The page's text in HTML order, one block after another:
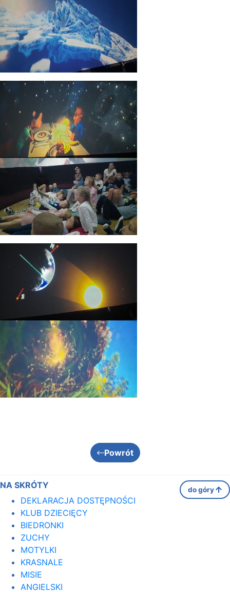
Powrót
NA SKRÓTY do góry
DEKLARACJA DOSTĘPNOŚCI
KLUB DZIECIĘCY
BIEDRONKI
ZUCHY
MOTYLKI
KRASNALE
MISIE
ANGIELSKI